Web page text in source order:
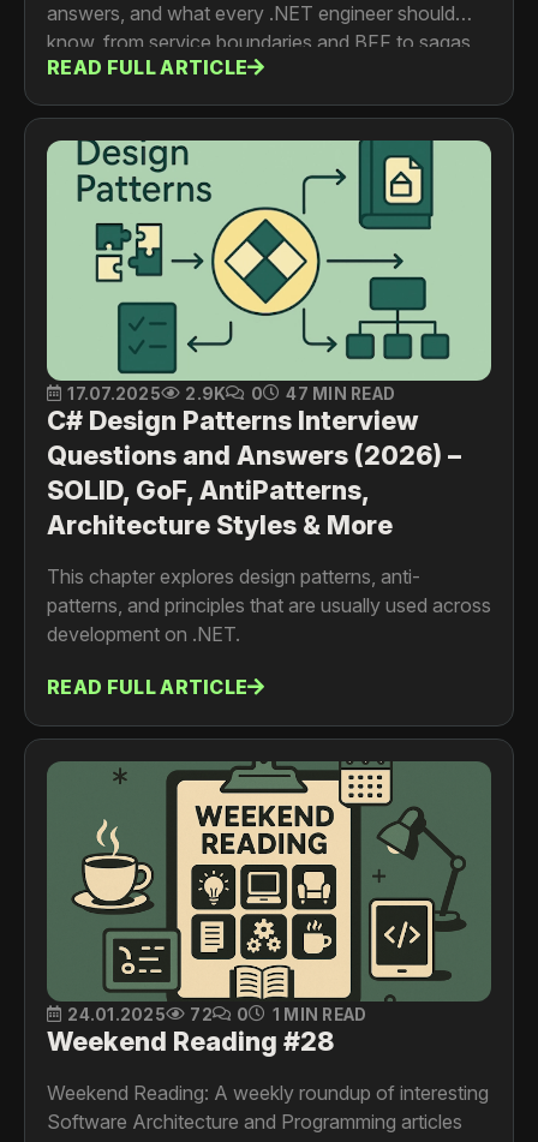
answers, and what every .NET engineer should
know, from service boundaries and BFF to sagas,
events, service discovery, and communication
patterns.
READ FULL ARTICLE
17.07.2025 2.9K 0 47 MIN READ
C# Design Patterns Interview
Questions and Answers (2026) –
SOLID, GoF, AntiPatterns,
Architecture Styles & More
This chapter explores design patterns, anti-
patterns, and principles that are usually used across
development on .NET.
READ FULL ARTICLE
24.01.2025 72 0 1 MIN READ
Weekend Reading #28
Weekend Reading: A weekly roundup of interesting
Software Architecture and Programming articles